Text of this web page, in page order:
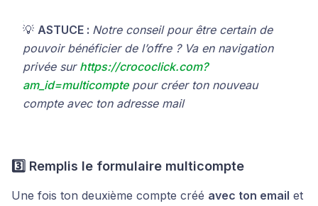
💡 ASTUCE : Notre conseil pour être certain de
pouvoir bénéficier de l’offre ? Va en navigation
privée sur https://crococlick.com?
am_id=multicomptepour créer ton nouveau
compte avec ton adresse mail
3️⃣ Remplis le formulaire multicompte
Une fois ton deuxième compte créé avec ton email et